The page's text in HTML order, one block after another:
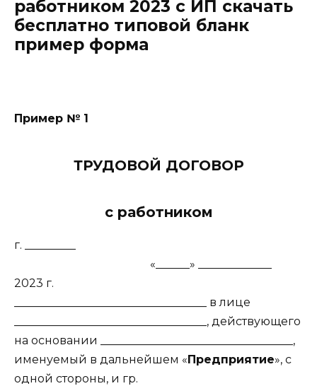
работником 2023 с ИП скачать
бесплатно типовой бланк
пример форма
Пример № 1
ТРУДОВОЙ ДОГОВОР
с работником
г. _________
«______» _____________
2023 г.
__________________________________ в лице
__________________________________, действующего
на основании __________________________________,
именуемый в дальнейшем «Предприятие», с
одной стороны, и гр.